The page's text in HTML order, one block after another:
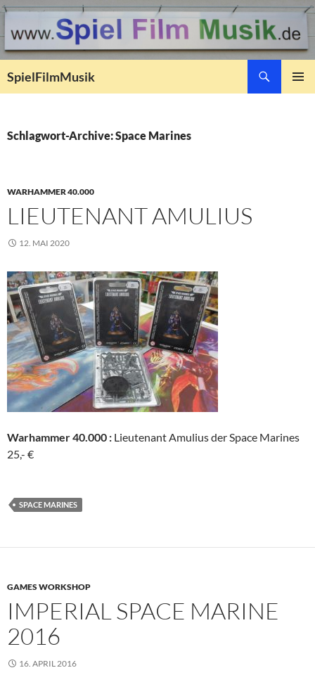
SpielFilmMusik
Schlagwort-Archive: Space Marines
WARHAMMER 40.000
LIEUTENANT AMULIUS
12. MAI 2020
Warhammer 40.000 : Lieutenant Amulius der Space Marines
25,- €
SPACE MARINES
GAMES WORKSHOP
IMPERIAL SPACE MARINE
2016
16. APRIL 2016